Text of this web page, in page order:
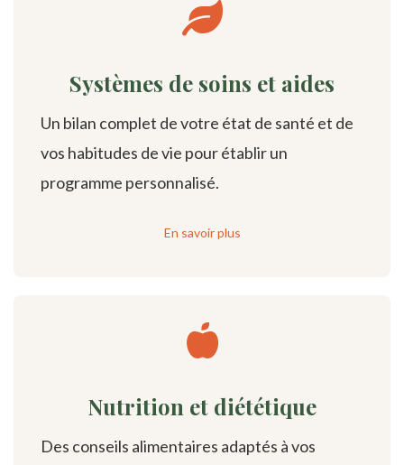
Systèmes de soins et aides
Un bilan complet de votre état de santé et de
vos habitudes de vie pour établir un
programme personnalisé.
En savoir plus
Nutrition et diététique
Des conseils alimentaires adaptés à vos